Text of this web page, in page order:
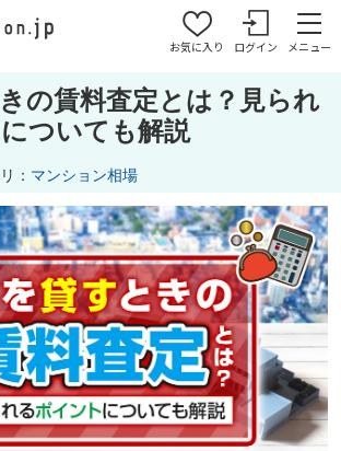
お気に入り ログイン メニュー
の賃料査定とは？見られ
ついても解説
： マンション相場